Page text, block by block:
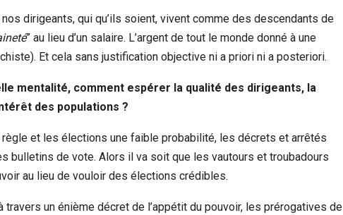
dirigeants, qui qu’ils soient, vivent comme des descendants de
” au lieu d’un salaire. L’argent de tout le monde donné à une
Et cela sans justification objective ni a priori ni a posteriori.
mentalité, comment espérer la qualité des dirigeants, la
des populations ?
et les élections une faible probabilité, les décrets et arrêtés
bulletins de vote. Alors il va soit que les vautours et troubadours
au lieu de vouloir des élections crédibles.
travers un énième décret de l’appétit du pouvoir, les prérogatives de